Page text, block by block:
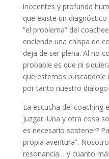
inocentes y profunda
que existe un
“el problema” del
enciende una chispa de
deja de ser plena. Al no
probable es que ni
que estemos
por tanto nuestro
La escucha del coaching
juzgar. Una y otra cosa
es necesario sostener?
propia aventura”.
resonancia… y cuanto